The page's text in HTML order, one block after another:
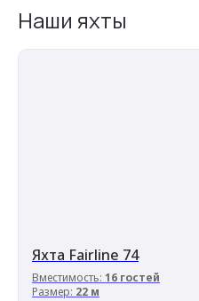
Наши яхты
Яхта Fairline 74
Вместимость: 16 гостей
Размер: 22 м